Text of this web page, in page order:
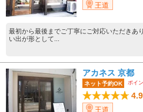
王道
最初から最後までご丁寧にご対応いただきあ
い出が形として...
アカネス 京都
ネット予約OK ポイ
4.9
王道